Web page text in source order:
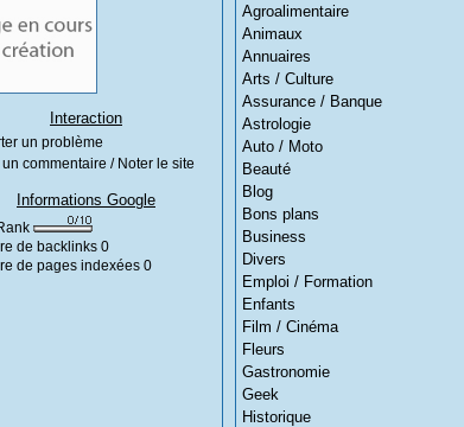
Agroalimentaire
Animaux
Annuaires
Arts / Culture
Assurance / Banque
Astrologie
Auto / Moto
Beauté
Blog
Bons plans
Business
Divers
Emploi / Formation
Enfants
Film / Cinéma
Fleurs
Gastronomie
Geek
Historique
Interaction
un problème
un commentaire / Noter le site
Informations Google
de backlinks 0
de pages indexées 0